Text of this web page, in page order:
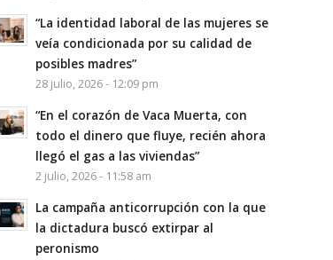
“La identidad laboral de las mujeres se
veía condicionada por su calidad de
posibles madres”
28 julio, 2026 - 12:09 pm
“En el corazón de Vaca Muerta, con
todo el dinero que fluye, recién ahora
llegó el gas a las viviendas”
2 julio, 2026 - 11:58 am
La campaña anticorrupción con la que
la dictadura buscó extirpar al
peronismo